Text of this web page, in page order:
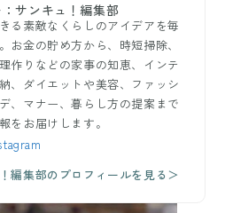
サンキュ！編集部
る素敵なくらしのアイデアを毎
お金の貯め方から、時短掃除、
作りなどの家事の知恵、インテ
、ダイエットや美容、ファッシ
、マナー、暮らし方の提案まで
をお届けします。
編集部のプロフィールを見る＞